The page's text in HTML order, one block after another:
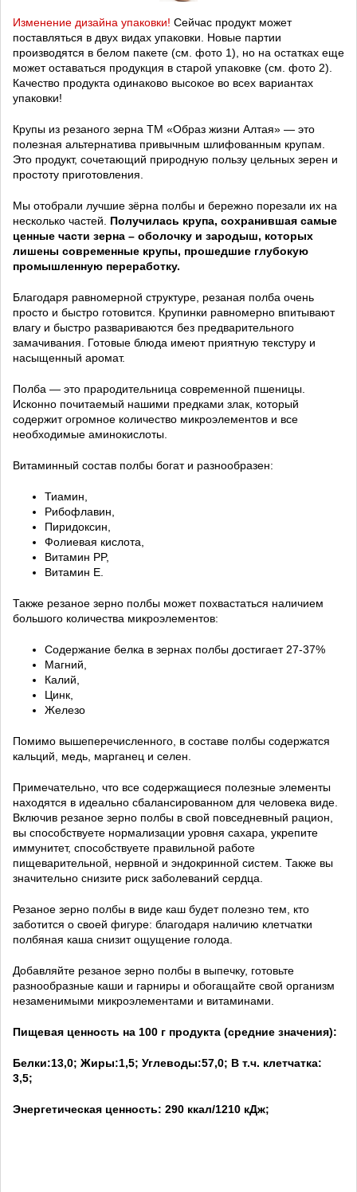
Изменение дизайна упаковки! Сейчас продукт может
поставляться в двух видах упаковки. Новые партии
производятся в белом пакете (см. фото 1), но на остатках еще
может оставаться продукция в старой упаковке (см. фото 2).
Качество продукта одинаково высокое во всех вариантах
упаковки!
Крупы из резаного зерна ТМ «Образ жизни Алтая» — это
полезная альтернатива привычным шлифованным крупам.
Это продукт, сочетающий природную пользу цельных зерен и
простоту приготовления.
Мы отобрали лучшие зёрна полбы и бережно порезали их на
несколько частей. Получилась крупа, сохранившая самые
ценные части зерна – оболочку и зародыш, которых
лишены современные крупы, прошедшие глубокую
промышленную переработку.
Благодаря равномерной структуре, резаная полба очень
просто и быстро готовится. Крупинки равномерно впитывают
влагу и быстро развариваются без предварительного
замачивания. Готовые блюда имеют приятную текстуру и
насыщенный аромат.
Полба — это прародительница современной пшеницы.
Исконно почитаемый нашими предками злак, который
содержит огромное количество микроэлементов и все
необходимые аминокислоты.
Витаминный состав полбы богат и разнообразен:
Тиамин,
Рибофлавин,
Пиридоксин,
Фолиевая кислота,
Витамин PP,
Витамин E.
Также резаное зерно полбы может похвастаться наличием
большого количества микроэлементов:
Содержание белка в зернах полбы достигает 27-37%
Магний,
Калий,
Цинк,
Железо
Помимо вышеперечисленного, в составе полбы содержатся
кальций, медь, марганец и селен.
Примечательно, что все содержащиеся полезные элементы
находятся в идеально сбалансированном для человека виде.
Включив резаное зерно полбы в свой повседневный рацион,
вы способствуете нормализации уровня сахара, укрепите
иммунитет, способствуете правильной работе
пищеварительной, нервной и эндокринной систем. Также вы
значительно снизите риск заболеваний сердца.
Резаное зерно полбы в виде каш будет полезно тем, кто
заботится о своей фигуре: благодаря наличию клетчатки
полбяная каша снизит ощущение голода.
Добавляйте резаное зерно полбы в выпечку, готовьте
разнообразные каши и гарниры и обогащайте свой организм
незаменимыми микроэлементами и витаминами.
Пищевая ценность на 100 г продукта (средние значения):
Белки:13,0; Жиры:1,5; Углеводы:57,0; В т.ч. клетчатка:
3,5;
Энергетическая ценность: 290 ккал/1210 кДж;